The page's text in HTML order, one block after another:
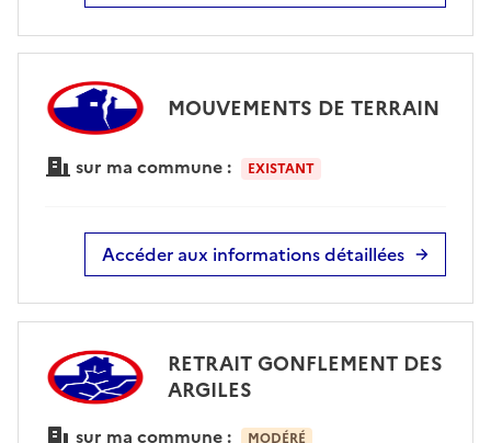
MOUVEMENTS DE TERRAIN
sur ma commune : EXISTANT
Accéder aux informations détaillées
RETRAIT GONFLEMENT DES
ARGILES
sur ma commune : MODÉRÉ